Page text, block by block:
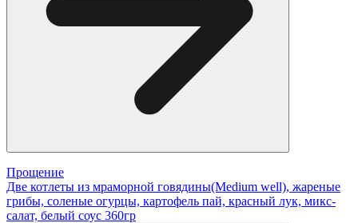
Прощение
Две котлеты из мраморной говядины(Medium well), жареные
грибы, соленые огурцы, картофель пай, красный лук, микс-
салат, белый соус 360гр